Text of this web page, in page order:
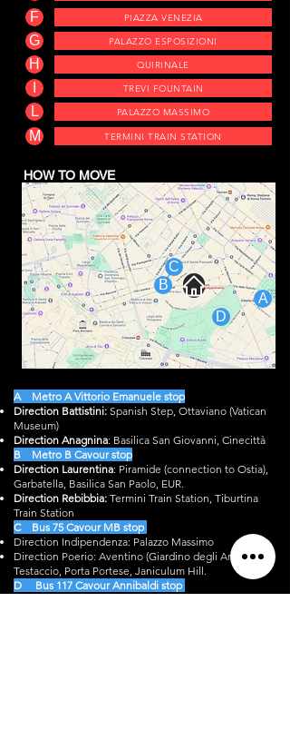
F
G
H
L
M
PIAZZA VENEZIA
PALAZZO ESPOSIZIONI
QUIRINALE
TREVI FOUNTAIN
PALAZZO MASSIMO
TERMINI TRAIN STATION
HOW TO MOVE
A
B
C
D
A Metro A Vittorio Emanuele stop
Direction Battistini: Spanish Step, Ottaviano (Vatican
Museum)
Direction Anagnina: Basilica San Giovanni, Cinecittà
B Metro B Cavour stop
Direction Laurentina: Piramide (connection to Ostia),
Garbatella, Basilica San Paolo, EUR.
Direction Rebibbia: Termini Train Station, Tiburtina
Train Station
C Bus 75 Cavour MB stop
Direction Indipendenza: Palazzo Massimo
Direction Poerio: Aventino (Giardino degli Aranci),
Testaccio, Porta Portese, Janiculum Hill.
D Bus 117 Cavour Annibaldi stop